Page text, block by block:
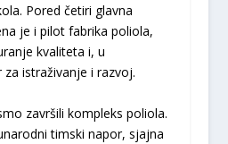
Pored četiri glavna
je i pilot fabrika poliola,
kvaliteta i, u
istraživanje i razvoj.
završili kompleks poliola.
timski napor, sjajna